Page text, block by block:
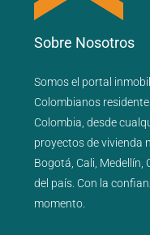
Sobre Nosotros
Somos el portal
Colombianos
Colombia, desde
proyectos devivienda
Bogotá Cali Medellín
del país . Con la
momento.